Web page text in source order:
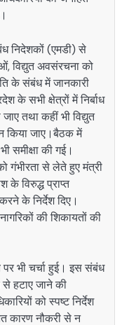
निदेशकों (एमडी) से
विद्युत अवसंरचना को
के संबंध में जानकारी
के सभी क्षेत्रों में निर्बाध
जाए तथा कहीं भी विद्युत
किया जाए।बैठक में
समीक्षा की गई।
गंभीरता से लेते हुए मंत्री
के विरुद्ध प्राप्त
के निर्देश दिए।
की शिकायतों की
भी चर्चा हुई। इस संबंध
से हटाए जाने की
को स्पष्ट निर्देश
कारण नौकरी से न